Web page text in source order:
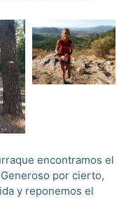
encontramos el
por cierto,
y reponemos el